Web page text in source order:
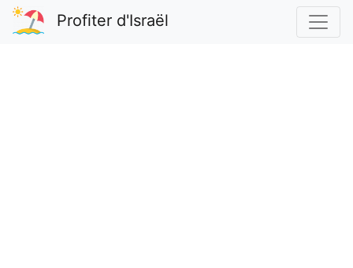
Profiter d'Israël